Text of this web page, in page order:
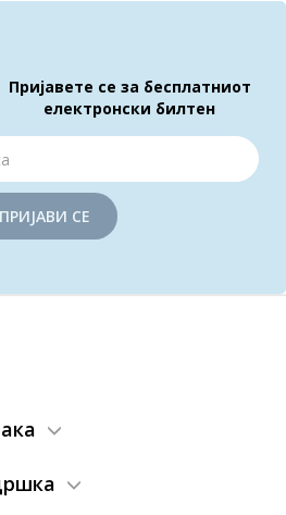
Пријавете се за бесплатниот
електронски билтен
ПРИЈАВИ СЕ